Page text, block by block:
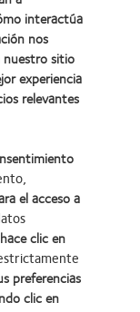
Learn
more
about
interactúa
nos
sitio
experiencia
relevantes
el acceso a
clic en
preferencias
clic en